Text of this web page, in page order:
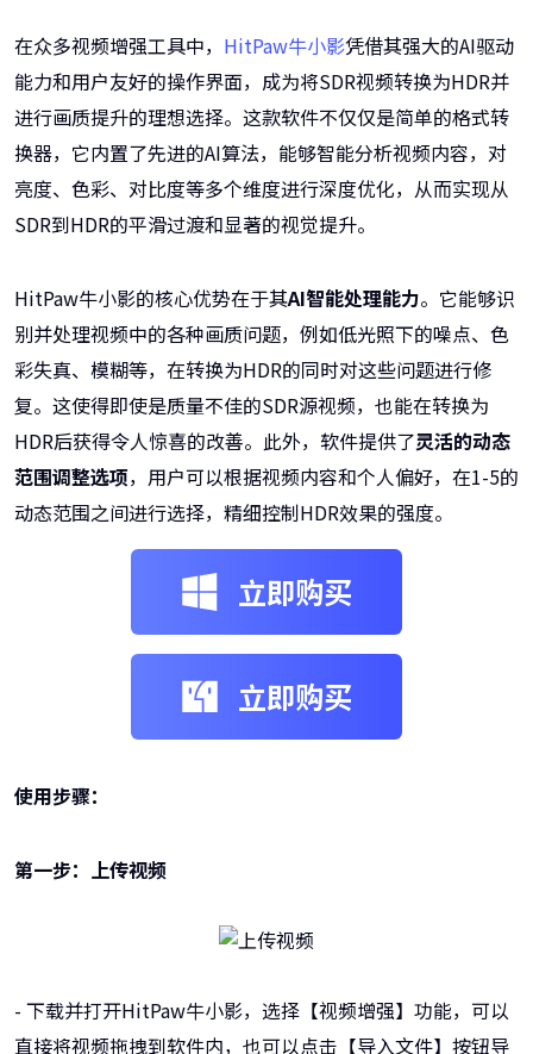
在众多视频增强工具中， HitPaw牛小影凭借其强大的AI驱动
能力和用户友好的操作界面，成为将SDR视频转换为HDR并
进行画质提升的理想选择。这款软件不仅仅是简单的格式转
换器，它内置了先进的AI算法，能够智能分析视频内容，对
亮度、色彩、对比度等多个维度进行深度优化，从而实现从
SDR到HDR的平滑过渡和显著的视觉提升。
HitPaw牛小影的核心优势在于其AI智能处理能力。它能够识
别并处理视频中的各种画质问题，例如低光照下的噪点、色
彩失真、模糊等，在转换为HDR的同时对这些问题进行修
复。这使得即使是质量不佳的SDR源视频，也能在转换为
HDR后获得令人惊喜的改善。此外，软件提供了灵活的动态
范围调整选项，用户可以根据视频内容和个人偏好，在1-5的
动态范围之间进行选择，精细控制HDR效果的强度。
立即购买
立即购买
使用步骤：
第一步：上传视频
- 下载并打开HitPaw牛小影，选择【视频增强】功能，可以
直接将视频拖拽到软件内，也可以点击【导入文件】按钮导